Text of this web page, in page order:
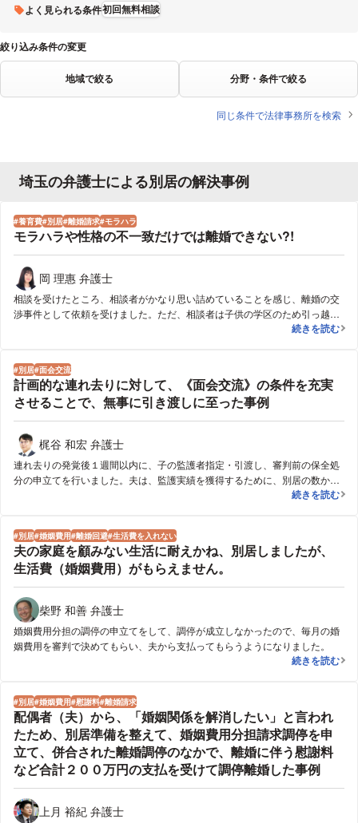
よく見られる条件初回無料相談
絞り込み条件の変更
地域で絞る 分野・条件で絞る
同じ条件で法律事務所を検索
埼玉の弁護士による別居の解決事例
養育費 別居 離婚請求 モラハラ
モラハラや性格の不一致だけでは離婚できない?!
岡 理惠 弁護士
相談を受けたところ、相談者がかなり思い詰めていることを感じ、離婚の交
渉事件として依頼を受けました。ただ、相談者は子供の学区のため引っ越し
をしたくないとのことでしたので、相手方に書面を送ったうえで連絡し、離
方が離婚協議が終わるまで一時的に実家に戻る旨の合意を得ることができま
した。その後交渉をしたところ、相手方は離婚は考えていないとのことでし
たが、子供との面会の機会を十分にとれるように(子供が会いたければ直接連
絡を取っていつでも会える)することや、慰謝料等を請求しないことなどを条
件に離婚の合意が成立しました。また、養育費の代わりとして相手方が住宅
のローンを支払い、こちらが住宅を取得するなど、相談者としては満足のい
く内容で合意ができました。
モラハラや性
続きを読む
別居 面会交流
計画的な連れ去りに対して、《面会交流》の条件を充実
させることで、無事に引き渡しに至った事例
梶谷 和宏 弁護士
連れ去りの発覚後１週間以内に、子の監護者指定・引渡し、審判前の保全処
分の申立てを行いました。夫は、監護実績を獲得するために、別居の数か月
前から積極的に子の監護をするなど、用意周到に計画された連れ去りだった
色を示していました。面会交流の条件を充実させることを内容として、調停
に代わる審判を出してもらい、無事に任意の引き渡しに至りました。
計画的な連れ
続きを読む
別居 婚姻費用 離婚回避 生活費を入れない
夫の家庭を顧みない生活に耐えかね、別居しましたが、
生活費（婚姻費用）がもらえません。
柴野 和善 弁護士
婚姻費用分担の調停の申立てをして、調停が成立しなかったので、毎月の婚
姻費用を審判で決めてもらい、夫から支払ってもらうようになりました。
夫の家庭を顧
続きを読む
別居 婚姻費用 慰謝料 離婚請求
配偶者（夫）から、「婚姻関係を解消したい」と言われ
たため、別居準備を整えて、婚姻費用分担請求調停を申
立て、併合された離婚調停のなかで、離婚に伴う慰謝料
など合計２００万円の支払を受けて調停離婚した事例
上月 裕紀 弁護士